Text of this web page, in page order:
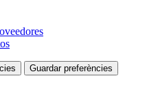
Guardar preferències